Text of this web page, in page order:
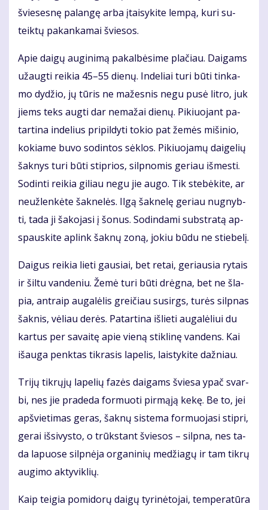
švie­ses­nę pa­lan­gę ar­ba įtai­sy­ki­te lem­pą, ku­ri su­
teik­tų pa­kan­ka­mai švie­sos.
Apie dai­gų au­gi­ni­mą pa­kal­bė­si­me pla­čiau. Dai­gams
už­aug­ti rei­kia 45–55 die­nų. In­de­liai tu­ri bū­ti tin­ka­
mo dy­džio, jų tū­ris ne ma­žes­nis ne­gu pu­sė lit­ro, juk
jiems teks aug­ti dar ne­ma­žai die­nų. Pi­kiuo­jant pa­
tar­ti­na in­de­lius pri­pil­dy­ti to­kio pat že­mės mi­ši­nio,
ko­kia­me bu­vo so­din­tos sėk­los. Pi­kiuo­ja­mų dai­ge­lių
šak­nys tu­ri bū­ti stip­rios, sil­pno­mis ge­riau iš­mes­ti.
So­din­ti rei­kia gi­liau ne­gu jie au­go. Tik ste­bė­ki­te, ar
ne­už­len­kė­te šak­ne­lės. Il­gą šak­ne­lę ge­riau nu­gnyb­
ti, ta­da ji ša­ko­ja­si į šo­nus. So­din­da­mi sub­stra­tą ap­
spaus­ki­te ap­link šak­nų zo­ną, jo­kiu bū­du ne stie­be­lį.
Dai­gus rei­kia lie­ti gau­siai, bet re­tai, ge­riau­sia ry­tais
ir šil­tu van­de­niu. Že­mė tu­ri bū­ti drėg­na, bet ne šla­
pia, ant­raip au­ga­lė­lis grei­čiau su­sirgs, tu­rės sil­pnas
šak­nis, vė­liau de­rės. Pa­tar­ti­na iš­lie­ti au­ga­lė­liui du
kar­tus per sa­vai­tę apie vie­ną stik­li­nę van­dens. Kai
iš­au­ga penk­tas tik­ra­sis la­pe­lis, lais­ty­ki­te daž­niau.
Tri­jų tik­rų­jų la­pe­lių fa­zės dai­gams švie­sa ypač svar­
bi, nes jie pra­de­da for­muo­ti pir­mą­ją ke­kę. Be to, jei
ap­švie­ti­mas ge­ras, šak­nų sis­te­ma for­muo­ja­si stip­ri,
ge­rai iš­si­vys­to, o trūks­tant švie­sos – sil­pna, nes ta­
da la­puo­se sil­pnė­ja or­ga­ni­nių me­džia­gų ir tam tik­rų
au­gi­mo ak­ty­vik­lių.
Kaip tei­gia po­mi­do­rų dai­gų ty­ri­nė­to­jai, tem­pe­ra­tū­ra